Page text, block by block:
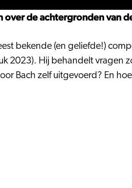
de achtergronden van
bekende (en geliefde!)
2023). Hij behandelt vragen
Bach zelf uitgevoerd? En